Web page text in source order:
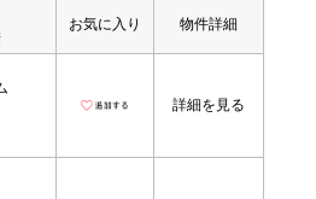
お気に入り 物件詳細
詳細を見る